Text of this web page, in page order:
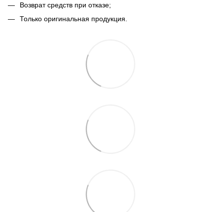
Возврат средств при отказе;
Только оригинальная продукция.